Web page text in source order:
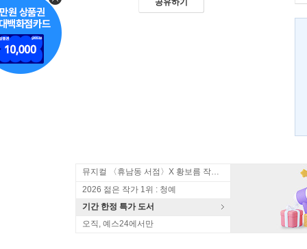
뮤지컬 〈휴남동 서점〉X 황보름 작가 북토크
2026 젊은 작가 1위 : 청예
기간 한정 특가 도서
오직, 예스24에서만